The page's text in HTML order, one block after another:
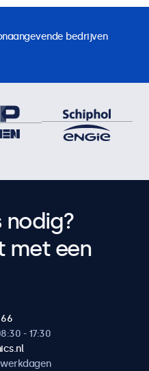
bedrijven
nodig?
met een
- 17:30